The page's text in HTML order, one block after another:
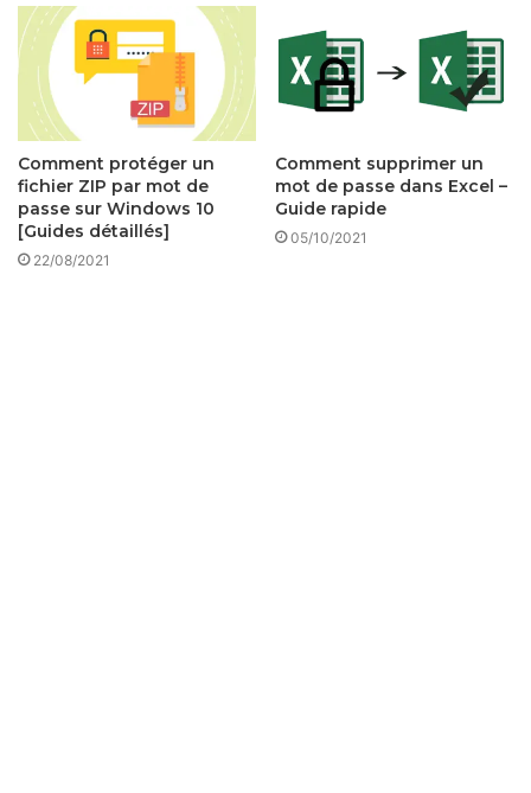
Comment protéger un
fichier ZIP par mot de
passe sur Windows 10
[Guides détaillés]
22/08/2021
Comment supprimer un
mot de passe dans Excel –
Guide rapide
05/10/2021